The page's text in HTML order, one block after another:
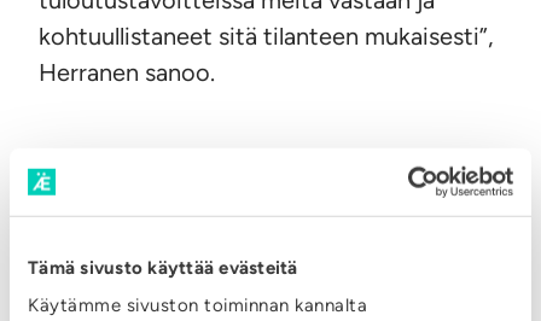
Tämä sivusto käyttää evästeitä
Käytämme sivuston toiminnan kannalta
kohtuullistaneet sitä tilanteen mukaisesti”,
Herranen sanoo.